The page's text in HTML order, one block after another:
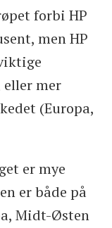
forbi HP
men HP
eller mer
(Europa,
er mye
er både på
Midt-Østen